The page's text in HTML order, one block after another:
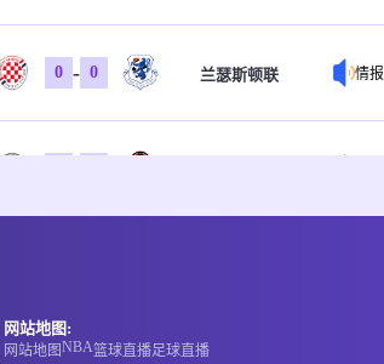
0 - 0 兰瑟斯顿联 情报
0 0
网站地图:
网站地图NBA篮球直播足球直播